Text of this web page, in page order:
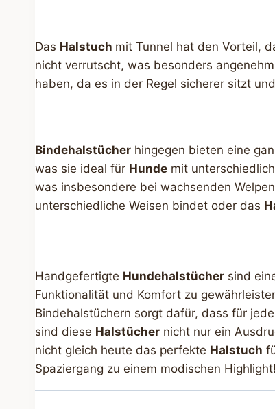
Das Halstuch mit Tunnel hat den Vorteil,
nicht verrutscht, was besonders
haben, da es in der Regel sicherer sitzt
Bindehalstücher hingegen bieten eine
was sie ideal für Hunde mit
was insbesondere bei wachsenden
unterschiedliche Weisen bindet oder das
Handgefertigte Hundehalstücher sind
Funktionalität und Komfort zu
Bindehalstüchern sorgt dafür, dass für
sind diese Halstücher nicht nur ein
nicht gleich heute das perfekte Halstuch
Spaziergang zu einem modischen Highlight!